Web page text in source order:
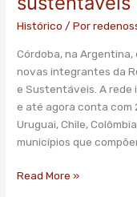
Histórico / Por
Córdoba, na Argentina,
novas integrantes da
e Sustentáveis. A rede
e até agora conta com
Uruguai, Chile,
municípios que
de
cidades
Read More »